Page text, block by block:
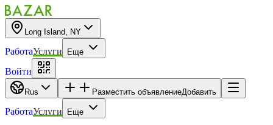
Long Island, NY
РаботаУслуги Еще
Войти
Rus Разместить объявлениеДобавить
РаботаУслуги Еще